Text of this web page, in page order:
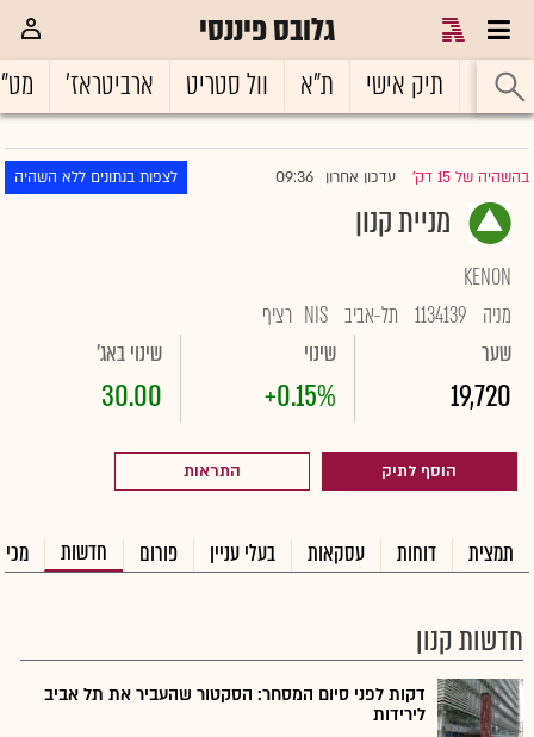
גלובס פיננסי
ראשי תיק אישי ת"א וול סטריט ארביטראז'
בהשהיה של 15 דק' |עדכון אחרון 09:36 לצפות בנתונים ללא השהיה
מניית קנון
KENON
מניה 1134139 תל-אביב NIS רציף
שער
19,720
שינוי
+0.15%
שינוי באג'
30.00
הוסף לתיק התראות
תמצית דוחות עסקאות בעלי עניין פורום חדשות
חדשות קנון
דקות לפני סיום המסחר: הסקטור שהעביר את תל אביב
לירידות